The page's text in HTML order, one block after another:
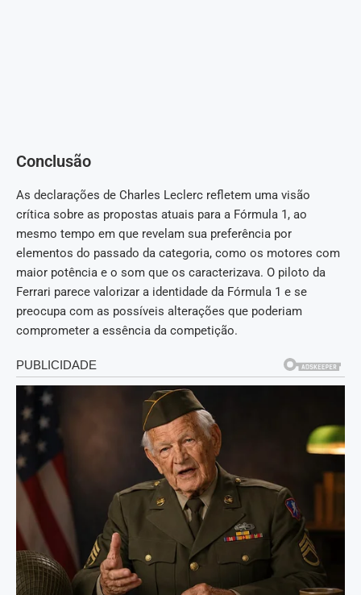
Conclusão
As declarações de Charles Leclerc refletem uma visão
crítica sobre as propostas atuais para a Fórmula 1, ao
mesmo tempo em que revelam sua preferência por
elementos do passado da categoria, como os motores com
maior potência e o som que os caracterizava. O piloto da
Ferrari parece valorizar a identidade da Fórmula 1 e se
preocupa com as possíveis alterações que poderiam
comprometer a essência da competição.